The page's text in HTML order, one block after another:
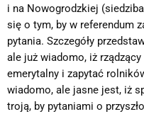
i na Nowogrodzkiej
się o tym, by w referendum
pytania. Szczegóły
ale już wiadomo, iż
emerytalny i zapytać
wiadomo, ale jasne jest, iż
troją, by pytaniami o